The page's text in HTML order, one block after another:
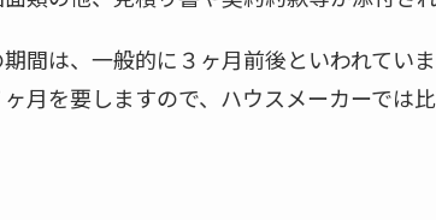
間は、一般的に３ヶ月前後といわれてい
月を要しますので、ハウスメーカーでは